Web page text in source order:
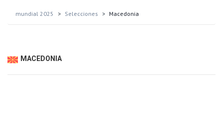
mundial 2025 Selecciones Macedonia
MACEDONIA